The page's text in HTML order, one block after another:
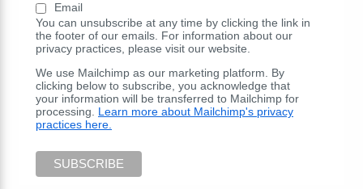
Email
You can unsubscribe at any time by clicking the link in
the footer of our emails. For information about our
privacy practices, please visit our website.
We use Mailchimp as our marketing platform. By
clicking below to subscribe, you acknowledge that
your information will be transferred to Mailchimp for
processing. Learn more about Mailchimp's privacy
practices here.